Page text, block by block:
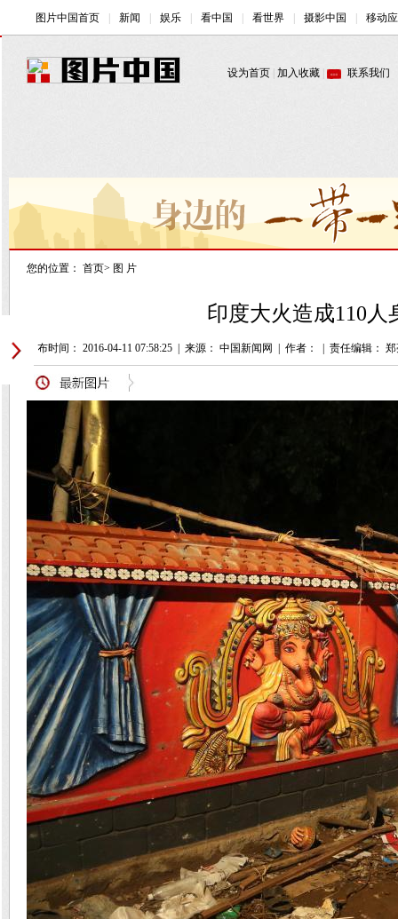
您的位置： 首页> 图 片
印度大火造成110
发布时间： 2016-04-11 07:58:25 来源： 中国新闻网 作者： 责任编辑：